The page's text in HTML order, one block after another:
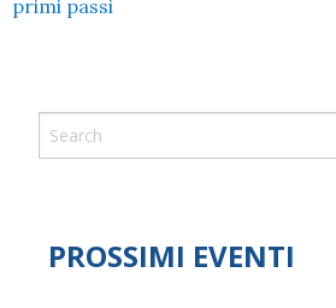
primi passi
PROSSIMI EVENTI